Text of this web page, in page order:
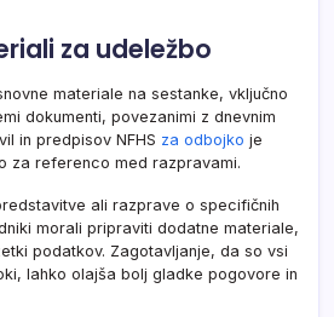
za udeležbo
materiale na sestanke, vključno
dokumenti, povezanimi z dnevnim
in predpisov NFHS za odbojko je
za referenco med razpravami.
ali razprave o specifičnih
morali pripraviti dodatne materiale,
podatkov. Zagotavljanje, da so vsi
lahko olajša bolj gladke pogovore in